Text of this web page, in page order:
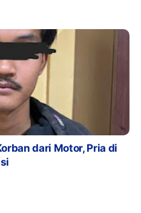
dari Motor, Pria di